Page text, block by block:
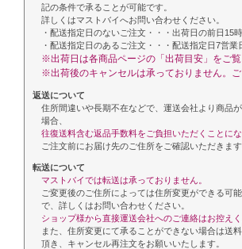
記の条件で承ることが可能です。
詳しくはマストバイへお問い合わせください。
・配送指定日のないご注文・・・出荷日の前日15
・配送指定日のあるご注文・・・配送指定日7営業
※出荷日は各商品ページの「出荷目安」をご覧
※出荷後のキャンセルは承っておりません。ご
返送について
住所間違いや長期不在などで、運送会社より商品
場合、
往復送料含む返品手数料をご負担いただくことにな
ご注文前にお届け先のご住所をご確認いただきま
転送について
マストバイでは転送は承っておりません。
ご変更後のご住所によっては住所変更ができる可
で、詳しくはお問い合わせください。
ショップ様から直接運送会社へのご連絡はお控えく
また、住所変更にて承ることができない場合は送
頂き、キャンセル再注文をお願いいたします。